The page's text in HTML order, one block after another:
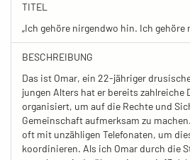
TITEL
„Ich gehöre nirgendwo hin. Ich gehöre
BESCHREIBUNG
Das ist Omar, ein 22-jähriger
jungen Alters hat er bereits zahlreiche
organisiert, um auf die Rechte und
Gemeinschaft aufmerksam zu
oft mit unzähligen Telefonaten, um
koordinieren. Als ich Omar durch die